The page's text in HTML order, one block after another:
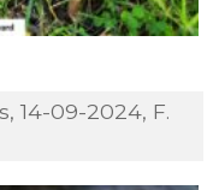
14-09-2024, F.